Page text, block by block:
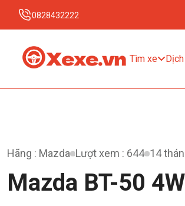
0828432222
Tìm xe
Hãng : Mazda Lượt xem : 644 14
Mazda BT-50